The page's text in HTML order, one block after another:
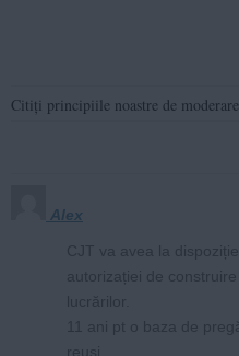
Citiți principiile noastre de moderare
Alex